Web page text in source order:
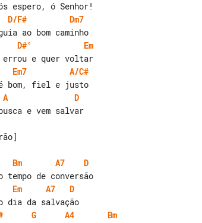
D/F#
Dm7
D#°
Em
Em7
A/C#
A
D
e vem salvar
Bm A7
D
Em A7
D
G A4
Bm